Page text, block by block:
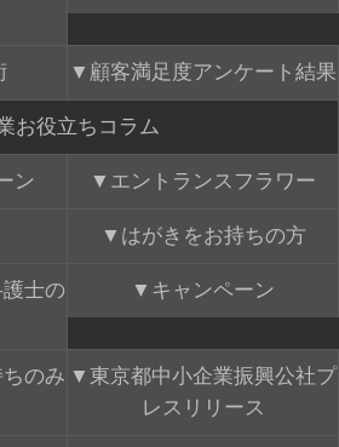
顧客満足度アンケート結果
お役立ちコラム
ン エントランスフラワー
はがきをお持ちの方
士の
キャンペーン
のみ
東京都中小企業振興公社プ
レスリリース